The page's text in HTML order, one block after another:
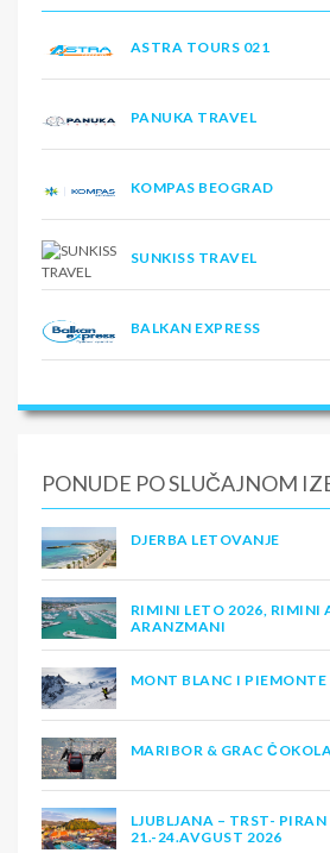
ASTRA TOURS 021
PANUKA TRAVEL
KOMPAS BEOGRAD
SUNKISS TRAVEL
BALKAN EXPRESS
PONUDE PO SLUČAJNOM
DJERBA LETOVANJE
RIMINI LETO 2026, RIMINI
ARANZMANI
MONT BLANC I PIEMONTE
MARIBOR & GRAC
LJUBLJANA – TRST- PIRAN
21.-24.AVGUST 2026